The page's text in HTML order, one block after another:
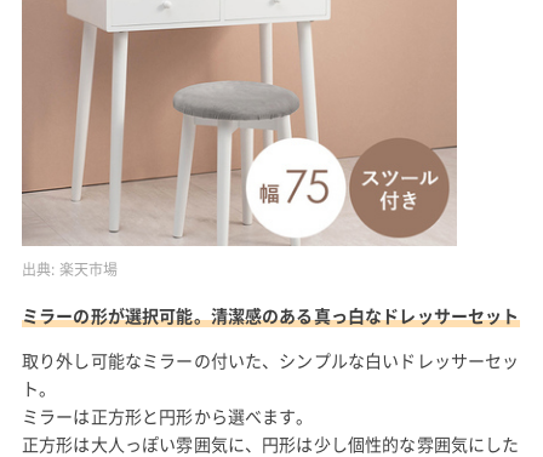
出典: 楽天市場
ミラーの形が選択可能。清潔感のある真っ白なドレッサーセット
取り外し可能なミラーの付いた、シンプルな白いドレッサーセッ
ト。
ミラーは正方形と円形から選べます。
正方形は大人っぽい雰囲気に、円形は少し個性的な雰囲気にした